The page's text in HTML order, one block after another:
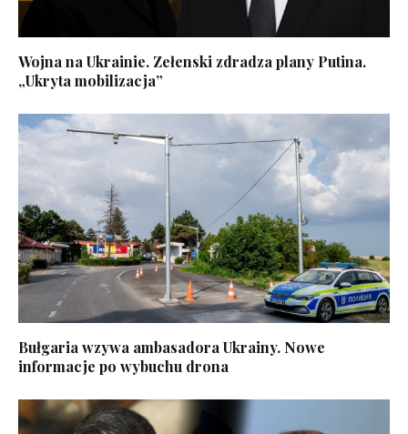
Wojna na Ukrainie. Zełenski zdradza plany Putina.
„Ukryta mobilizacja”
Bułgaria wzywa ambasadora Ukrainy. Nowe
informacje po wybuchu drona